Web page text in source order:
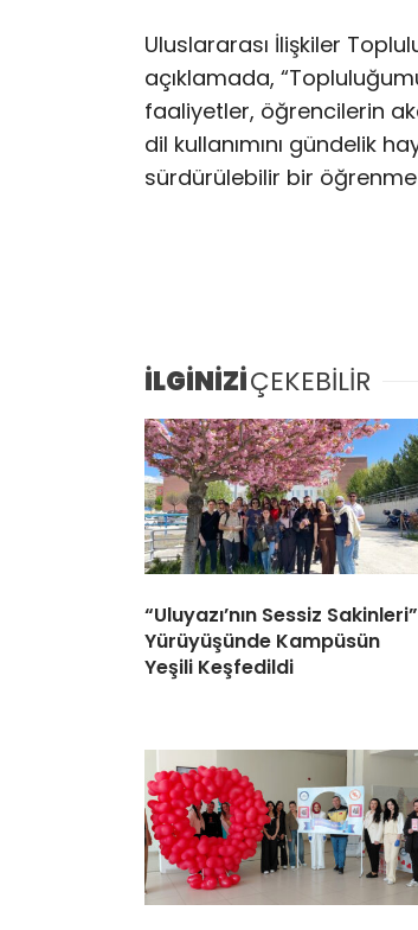
Uluslararası İlişkiler
açıklamada,
faaliyetler, öğrencilerin
dil kullanımını gündelik
sürdürülebilir bir öğrenme
İLGİNİZİÇEKEBİLİR
“Uluyazı’nın Sessiz Sakinleri”
Yürüyüşünde Kampüsün
Yeşili Keşfedildi